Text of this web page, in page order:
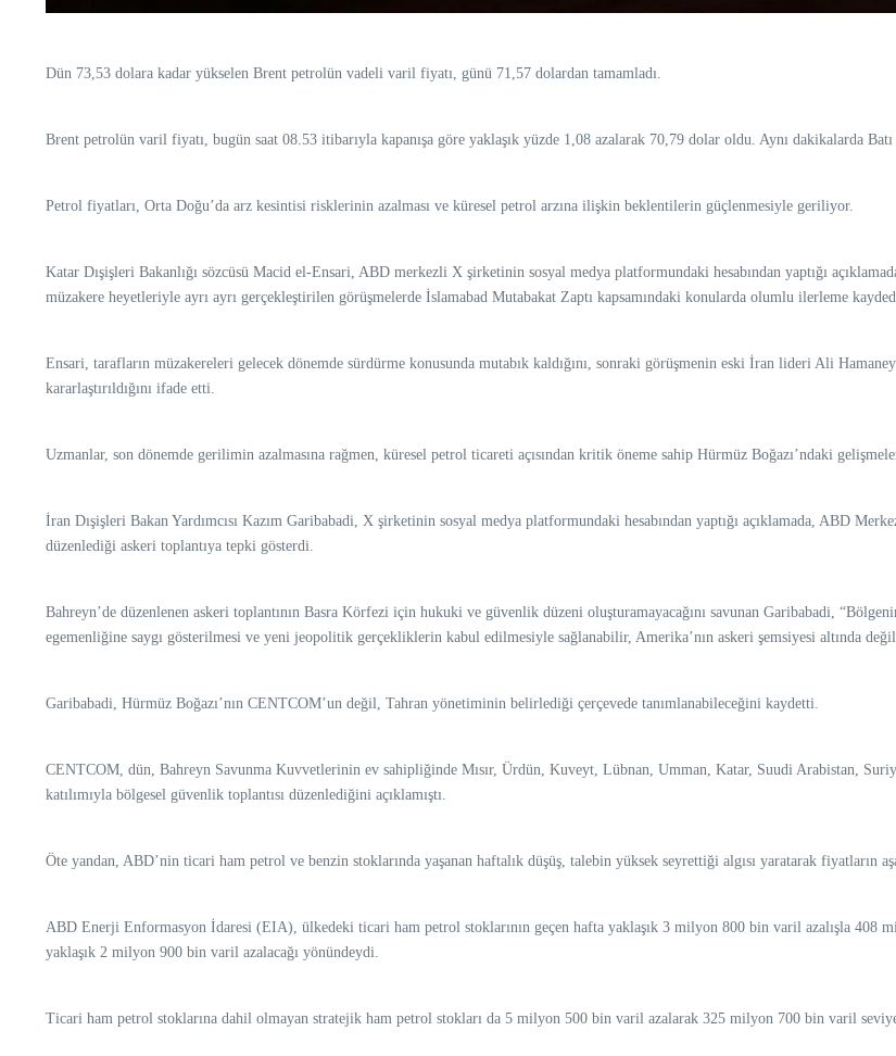
Dün 73,53 dolara kadar yükselen Brent petrolün vadeli varil fiyatı, günü 71,57 dolardan tamamladı.
Brent petrolün varil fiyatı, bugün saat 08.53 itibarıyla kapanışa göre yaklaşık yüzde 1,08 azalarak 70,79 dolar oldu. Aynı dakikalarda
Petrol fiyatları, Orta Doğu’da arz kesintisi risklerinin azalması ve küresel petrol arzına ilişkin beklentilerin güçlenmesiyle geriliyor.
Katar Dışişleri Bakanlığı sözcüsü Macid el-Ensari, ABD merkezli X şirketinin sosyal medya platformundaki hesabından yaptığı
müzakere heyetleriyle ayrı ayrı gerçekleştirilen görüşmelerde İslamabad Mutabakat Zaptı kapsamındaki konularda olumlu ilerleme
Ensari, tarafların müzakereleri gelecek dönemde sürdürme konusunda mutabık kaldığını, sonraki görüşmenin eski İran lideri Ali
kararlaştırıldığını ifade etti.
Uzmanlar, son dönemde gerilimin azalmasına rağmen, küresel petrol ticareti açısından kritik öneme sahip Hürmüz Boğazı’ndaki
İran Dışişleri Bakan Yardımcısı Kazım Garibabadi, X şirketinin sosyal medya platformundaki hesabından yaptığı açıklamada, ABD
düzenlediği askeri toplantıya tepki gösterdi.
Bahreyn’de düzenlenen askeri toplantının Basra Körfezi için hukuki ve güvenlik düzeni oluşturamayacağını savunan Garibabadi,
egemenliğine saygı gösterilmesi ve yeni jeopolitik gerçekliklerin kabul edilmesiyle sağlanabilir, Amerika’nın askeri şemsiyesi altında
Garibabadi, Hürmüz Boğazı’nın CENTCOM’un değil, Tahran yönetiminin belirlediği çerçevede tanımlanabileceğini kaydetti.
CENTCOM, dün, Bahreyn Savunma Kuvvetlerinin ev sahipliğinde Mısır, Ürdün, Kuveyt, Lübnan, Umman, Katar, Suudi Arabistan,
katılımıyla bölgesel güvenlik toplantısı düzenlediğini açıklamıştı.
Öte yandan, ABD’nin ticari ham petrol ve benzin stoklarında yaşanan haftalık düşüş, talebin yüksek seyrettiği algısı yaratarak fiyatların
ABD Enerji Enformasyon İdaresi (EIA), ülkedeki ticari ham petrol stoklarının geçen hafta yaklaşık 3 milyon 800 bin varil azalışla 408
yaklaşık 2 milyon 900 bin varil azalacağı yönündeydi.
Ticari ham petrol stoklarına dahil olmayan stratejik ham petrol stokları da 5 milyon 500 bin varil azalarak 325 milyon 700 bin varil